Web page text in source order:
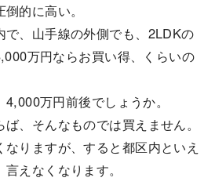
的に高い。
で、山手線の外側でも、2LDKの
万円ならお買い得、くらいの
万円前後でしょうか。
、そんなものでは買えません。
りますが、すると都区内といえ
えなくなります。